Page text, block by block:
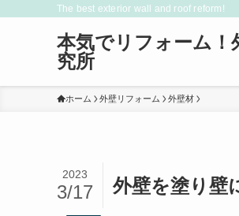
The best exterior wall and roof reform!
本気でリフォーム！
究所
ホーム 外壁リフォーム 外壁材
外壁を塗り壁
2023
3/17